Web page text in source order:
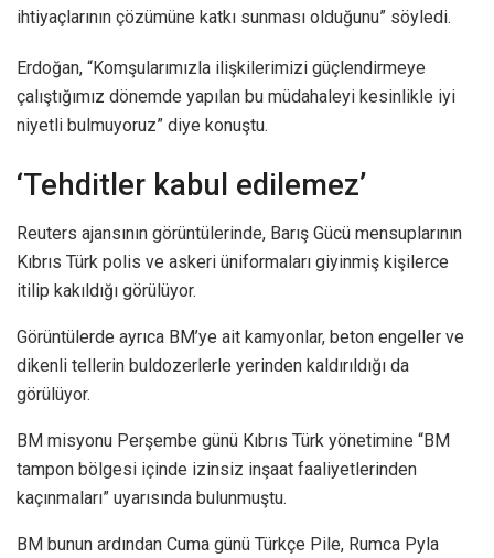
ihtiyaçlarının çözümüne katkı sunması olduğunu” söyledi.
Erdoğan, “Komşularımızla ilişkilerimizi güçlendirmeye
çalıştığımız dönemde yapılan bu müdahaleyi kesinlikle iyi
niyetli bulmuyoruz” diye konuştu.
‘Tehditler kabul edilemez’
Reuters ajansının görüntülerinde, Barış Gücü mensuplarının
Kıbrıs Türk polis ve askeri üniformaları giyinmiş kişilerce
itilip kakıldığı görülüyor.
Görüntülerde ayrıca BM’ye ait kamyonlar, beton engeller ve
dikenli tellerin buldozerlerle yerinden kaldırıldığı da
görülüyor.
BM misyonu Perşembe günü Kıbrıs Türk yönetimine “BM
tampon bölgesi içinde izinsiz inşaat faaliyetlerinden
kaçınmaları” uyarısında bulunmuştu.
BM bunun ardından Cuma günü Türkçe Pile, Rumca Pyla